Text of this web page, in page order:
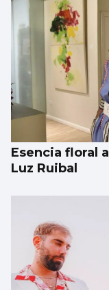
Esencia floral
Luz Ruibal